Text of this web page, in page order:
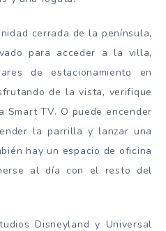
cerrada de la península,
para acceder a la villa,
de estacionamiento en
de la vista, verifique
TV. O puede encender
la parrilla y lanzar una
hay un espacio de oficina
al día con el resto del
Disneyland y Universal